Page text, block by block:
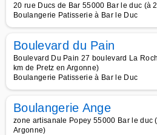
20 rue Ducs de Bar 55000 Bar le duc (à
Boulangerie Patisserie à Bar le Duc
Boulevard du Pain
Boulevard Du Pain 27 boulevard La
km de Pretz en Argonne)
Boulangerie Patisserie à Bar le Duc
Boulangerie Ange
zone artisanale Popey 55000 Bar le duc
Argonne)